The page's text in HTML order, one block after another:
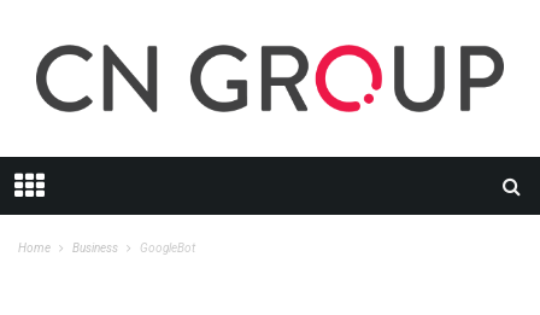
Home Business GoogleBot